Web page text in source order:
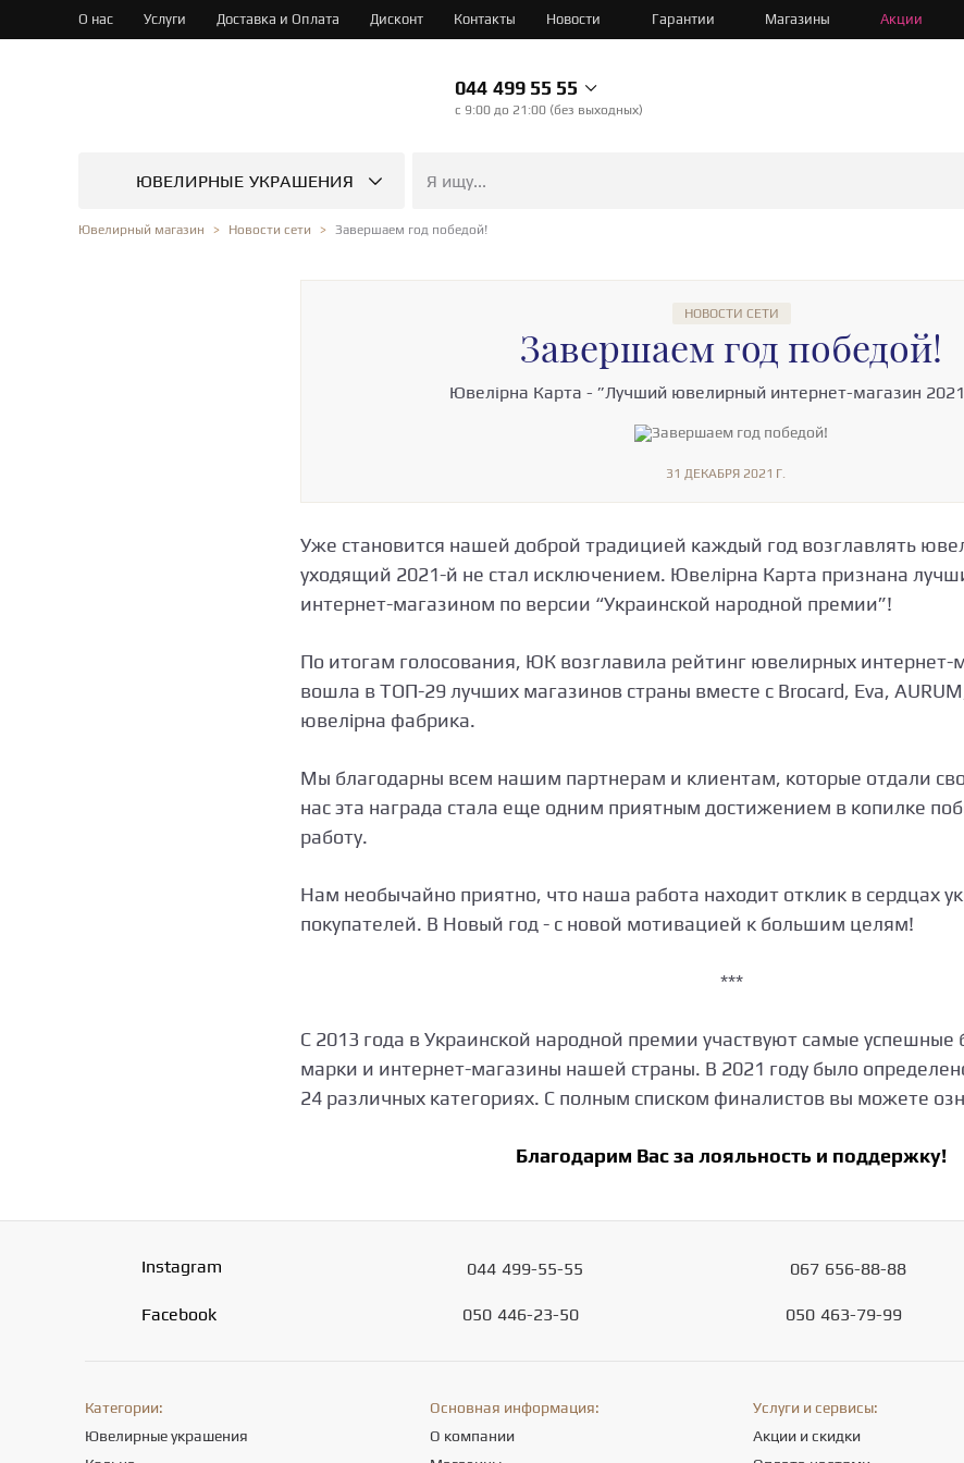
О нас Услуги Доставка и Оплата Дисконт Контакты Новости Гарантии Магазины Акции
044 499 55 55
c 9:00 до 21:00 (без выходных)
ЮВЕЛИРНЫЕ УКРАШЕНИЯ
Ювелирный магазин Новости сети Завершаем год победой!
НОВОСТИ СЕТИ
Завершаем год победой!
Ювелірна Карта - ”Лучший ювелирный интернет-магазин 2021
31 ДЕКАБРЯ 2021 Г.
Уже становится нашей доброй традицией каждый год возглавлять
уходящий 2021-й не стал исключением. Ювелірна Карта признана
интернет-магазином по версии “Украинской народной премии”!
По итогам голосования, ЮК возглавила рейтинг ювелирных интернет-
вошла в ТОП-29 лучших магазинов страны вместе с Brocard, Eva,
ювелірна фабрика.
Мы благодарны всем нашим партнерам и клиентам, которые отдали
нас эта награда стала еще одним приятным достижением в копилке
работу.
Нам необычайно приятно, что наша работа находит отклик в сердцах
покупателей. В Новый год - с новой мотивацией к большим целям!
***
С 2013 года в Украинской народной премии участвуют самые успешные
марки и интернет-магазины нашей страны. В 2021 году было
24 различных категориях. С полным списком финалистов вы можете
Благодарим Вас за лояльность и поддержку!
Instagram
Facebook
044 499-55-55
050 446-23-50
067 656-88-88
050 463-79-99
Категории:
Ювелирные украшения
Основная информация:
О компании
Услуги и сервисы:
Акции и скидки